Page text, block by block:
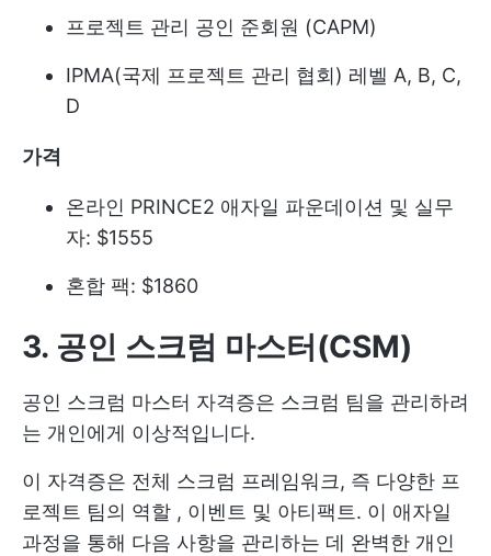
프로젝트 관리 공인 준회원 (CAPM)
IPMA(국제 프로젝트 관리 협회) 레벨 A, B, C,
D
가격
온라인 PRINCE2 애자일 파운데이션 및 실무
자: $1555
혼합 팩: $1860
3. 공인 스크럼 마스터(CSM)
공인 스크럼 마스터 자격증은 스크럼 팀을 관리하려
는 개인에게 이상적입니다.
이 자격증은 전체 스크럼 프레임워크, 즉 다양한 프
로젝트 팀의 역할 , 이벤트 및 아티팩트. 이 애자일
과정을 통해 다음 사항을 관리하는 데 완벽한 개인